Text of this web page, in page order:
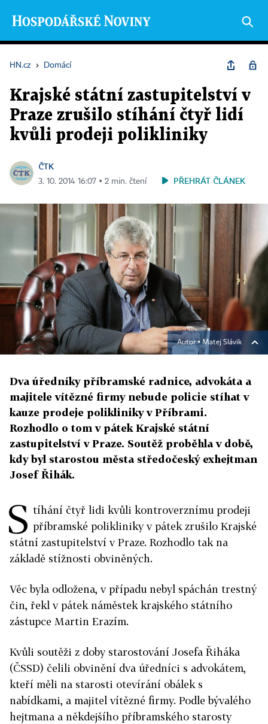
HN.cz › Domácí
Krajské státní zastupitelství v
Praze zrušilo stíhání čtyř lidí
kvůli prodeji polikliniky
ČTK
3. 10. 2014 16:07 ▪ 2 min. čtení PŘEHRÁT ČLÁNEK
Autor ▪ Matej Slávik
Dva úředníky příbramské radnice, advokáta a
majitele vítězné firmy nebude policie stíhat v
kauze prodeje polikliniky v Příbrami.
Rozhodlo o tom v pátek Krajské státní
zastupitelství v Praze. Soutěž proběhla v době,
kdy byl starostou města středočeský exhejtman
Josef Řihák.
S tíhání čtyř lidi kvůli kontroverznímu prodeji
příbramské polikliniky v pátek zrušilo Krajské
státní zastupitelství v Praze. Rozhodlo tak na
základě stížnosti obviněných.
Věc byla odložena, v případu nebyl spáchán trestný
čin, řekl v pátek náměstek krajského státního
zástupce Martin Erazím.
Kvůli soutěži z doby starostování Josefa Řiháka
(ČSSD) čelili obvinění dva úředníci s advokátem,
kteří měli na starosti otevírání obálek s
nabídkami, a majitel vítězné firmy. Podle bývalého
hejtmana a někdejšího příbramského starosty